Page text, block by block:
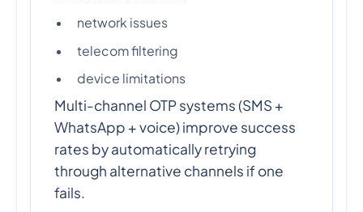
network issues
telecom filtering
device limitations
Multi-channel OTP systems (SMS +
WhatsApp + voice) improve success
rates by automatically retrying
through alternative channels if one
fails.